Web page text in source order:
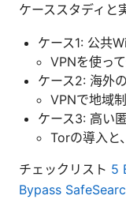
ケーススタディと
ケース1: 公共
VPNを使っ
ケース2: 海外
VPNで地域
ケース3: 高い
Torの導入と
チェックリスト 5
Bypass